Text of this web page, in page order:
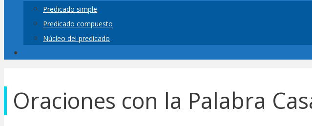
Predicado simple
Predicado compuesto
Núcleo del predicado
Oraciones con la Palabra